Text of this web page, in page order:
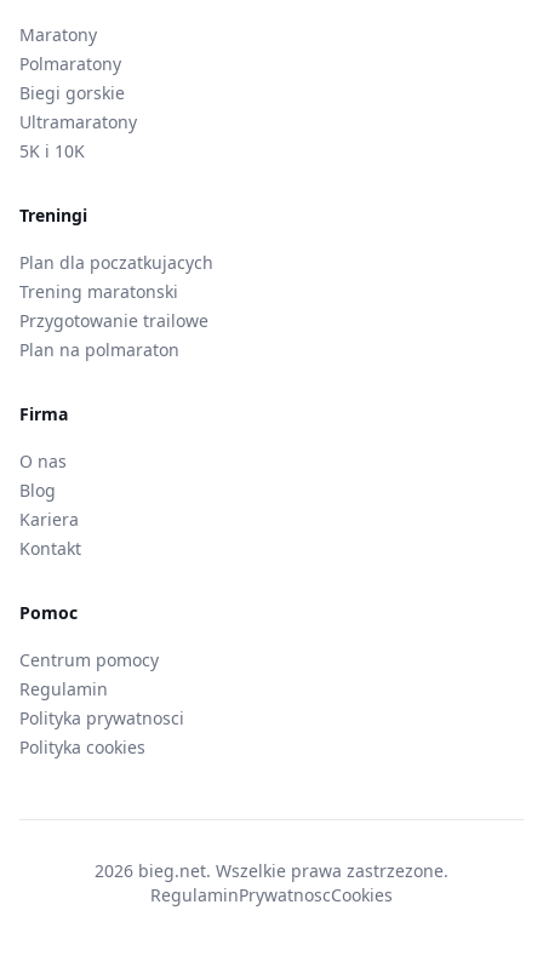
Maratony
Polmaratony
Biegi gorskie
Ultramaratony
5K i 10K
Treningi
Plan dla poczatkujacych
Trening maratonski
Przygotowanie trailowe
Plan na polmaraton
Firma
O nas
Blog
Kariera
Kontakt
Pomoc
Centrum pomocy
Regulamin
Polityka prywatnosci
Polityka cookies
2026 bieg.net. Wszelkie prawa zastrzezone.
RegulaminPrywatnoscCookies